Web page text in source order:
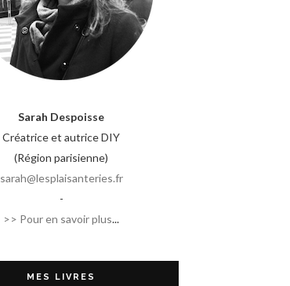
Sarah Despoisse
Créatrice et autrice DIY
(Région parisienne)
sarah@lesplaisanteries.fr
-
>> Pour en savoir plus...
MES LIVRES